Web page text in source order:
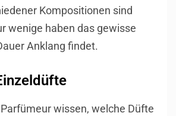
Kompositionen sind
wenige haben das gewisse
Anklang findet.
wissen, welche Düfte